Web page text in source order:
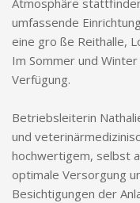
Atmosphäre
umfassende
eine gro ße Reithalle,
Im Sommer und
Verfügung.
Betriebsleiterin
und
hochwertigem, selbst
optimale Versorgung
Besichtigungen der